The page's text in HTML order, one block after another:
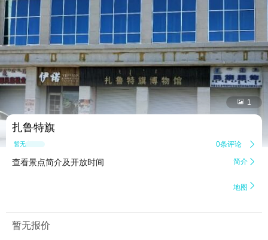
 1
扎鲁特旗
暂无点评 0条评论 
查看景点简介及开放时间 简介 
地图 
暂无报价
